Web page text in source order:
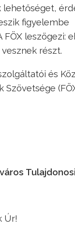
lehetőséget,
figyelembe
FÖX leszögezi:
részt.
és
Szövetsége
Úr!